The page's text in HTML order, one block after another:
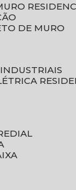
DE MURO
INDUSTRIAIS